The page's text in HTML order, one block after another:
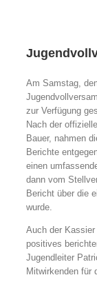
Am Samstag,
zur Verfügung
Nach der
Bauer, nahmen
Berichte
einen
dann vom
Bericht über die
wurde.
Auch der
positives
Jugendleiter
Mitwirkenden für